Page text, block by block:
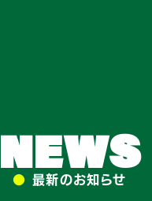
NEWS
● 最新のお知らせ